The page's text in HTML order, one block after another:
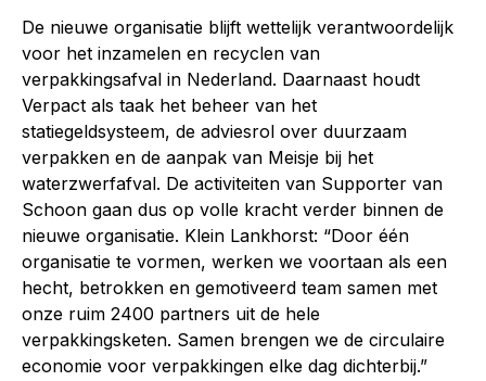
De nieuwe organisatie blijft wettelijk verantwoordelijk
voor het inzamelen en recyclen van
verpakkingsafval in Nederland. Daarnaast houdt
Verpact als taak het beheer van het
statiegeldsysteem, de adviesrol over duurzaam
verpakken en de aanpak van Meisje bij het
waterzwerfafval. De activiteiten van Supporter van
Schoon gaan dus op volle kracht verder binnen de
nieuwe organisatie. Klein Lankhorst: “Door één
organisatie te vormen, werken we voortaan als een
hecht, betrokken en gemotiveerd team samen met
onze ruim 2400 partners uit de hele
verpakkingsketen. Samen brengen we de circulaire
economie voor verpakkingen elke dag dichterbij.”